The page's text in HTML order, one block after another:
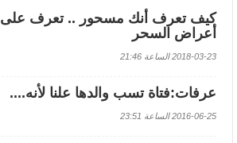
كيف تعرف أنك مسحور .. تعرف على
أعراض السحر
2018-03-23 الساعة 21:46
عرفات:فتاة تسب والدها علنا لأنه....
2016-06-25 الساعة 23:51